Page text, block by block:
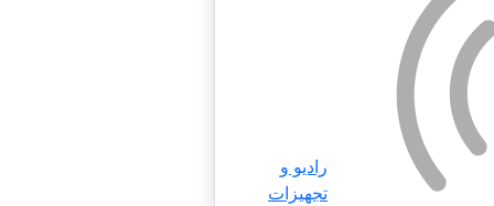
رادیو و
تجهیزات